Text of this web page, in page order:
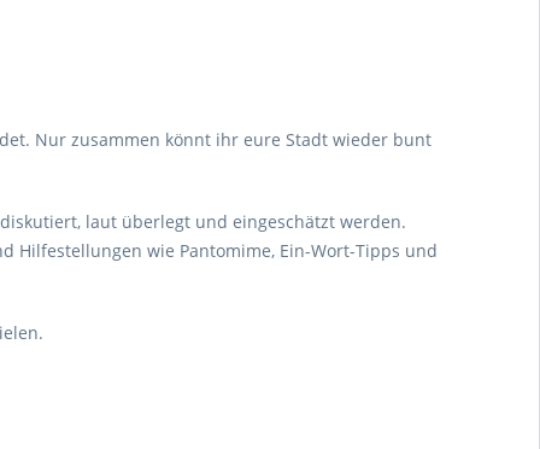
Nur zusammen könnt ihr eure Stadt wieder bunt
laut überlegt und eingeschätzt werden.
Hilfestellungen wie Pantomime, Ein-Wort-Tipps und